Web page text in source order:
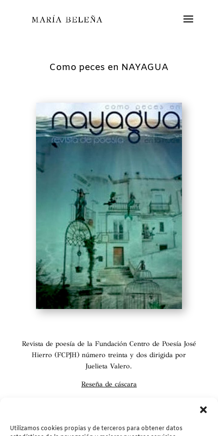
Utilizamos cookies propias y de terceros para obtener datos
Como peces en NAYAGUA
Revista de poesía de la Fundación Centro de Poesía José
Hierro (FCPJH) número treinta y dos dirigida por
Juelieta Valero.
Reseña de cáscara
La revista solo es posible adquirirla bajo suscripción.